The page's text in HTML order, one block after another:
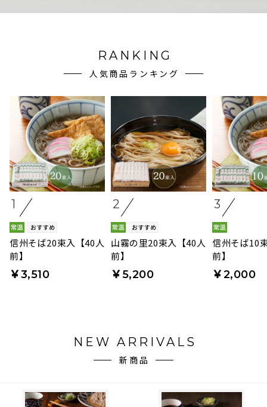
RANKING
人気商品ランキング
1
信州そば20束入【40人
前】
￥3,510
2
山霧の里20束入【40人
前】
￥5,200
3
信州そば10
前】
￥2,000
NEW ARRIVALS
新商品